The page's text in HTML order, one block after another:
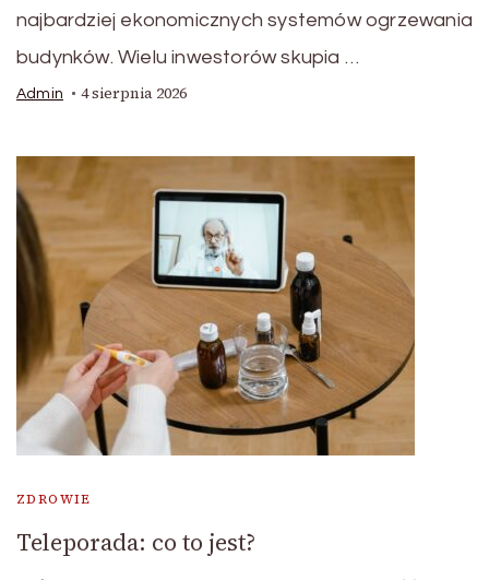
najbardziej ekonomicznych systemów ogrzewania
budynków. Wielu inwestorów skupia …
Admin 4 sierpnia 2026
ZDROWIE
Teleporada: co to jest?